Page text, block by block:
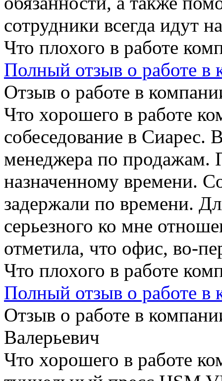
сотрудники всегда идут
Что плохого в работе
Полный отзыв о работе в
Отзыв о работе в
Что хорошего в работе
собеседование в Сиарес.
менеджера по продажам.
назначенному времени.
задержали по времени.
серьезного ко мне
отметила, что офис, во-
Что плохого в работе
Полный отзыв о работе в
Отзыв о работе в
Валерьевич
Что хорошего в работе